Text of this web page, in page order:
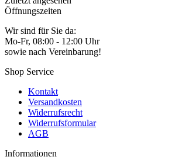
Öffnungszeiten
Wir sind für Sie da:
Mo-Fr, 08:00 - 12:00 Uhr
sowie nach Vereinbarung!
Shop Service
Kontakt
Versandkosten
Widerrufsrecht
Widerrufsformular
AGB
Informationen